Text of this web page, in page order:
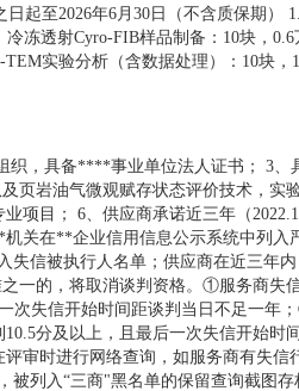
起至2026年6月30日（不含质保期）
冻透射Cyro-FIB样品制备：10块，
实验分析（含数据处理）：10块，
织，具备****事业单位法人证书； 3
页岩油气微观赋存状态评价技术，实
项目； 6、供应商承诺近三年（
关在**企业信用信息公示系统中列
信被执行人名单；供应商在近三年
的，将取消谈判资格。①服务商失
失信开始时间距谈判当日不足一年
分及以上，且最后一次失信开始时
审时进行网络查询，如服务商有失
列入“三商"黑名单的保留查询截图存